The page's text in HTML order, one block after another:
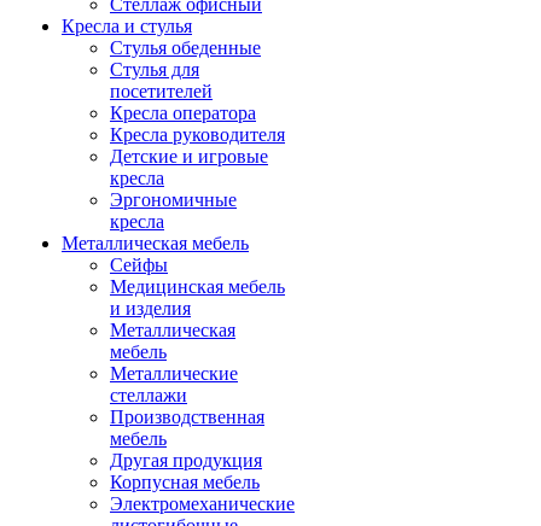
Стеллаж офисный
Кресла и стулья
Стулья обеденные
Стулья для
посетителей
Кресла оператора
Кресла руководителя
Детские и игровые
кресла
Эргономичные
кресла
Металлическая мебель
Сейфы
Медицинская мебель
и изделия
Металлическая
мебель
Металлические
стеллажи
Производственная
мебель
Другая продукция
Корпусная мебель
Электромеханические